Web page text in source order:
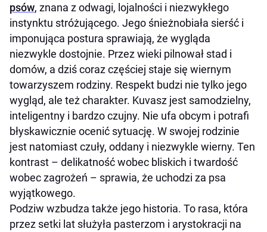
Czy kuvasz nadaje się do życia rodzinnego?
Pielęgnacja kuvasza
Zdrowie
Jak dbać o kuvasza?
Ciekawostki o kuvaszu
Najważniejsze wnioski w pigułce
psów, znana z odwagi, lojalności i niezwykłego
instynktu stróżującego. Jego śnieżnobiała sierść i
imponująca postura sprawiają, że wygląda
niezwykle dostojnie. Przez wieki pilnował stad i
domów, a dziś coraz częściej staje się wiernym
towarzyszem rodziny. Respekt budzi nie tylko jego
wygląd, ale też charakter. Kuvasz jest samodzielny,
inteligentny i bardzo czujny. Nie ufa obcym i potrafi
błyskawicznie ocenić sytuację. W swojej rodzinie
jest natomiast czuły, oddany i niezwykle wierny. Ten
kontrast – delikatność wobec bliskich i twardość
wobec zagrożeń – sprawia, że uchodzi za psa
wyjątkowego.
Podziw wzbudza także jego historia. To rasa, która
przez setki lat służyła pasterzom i arystokracji na